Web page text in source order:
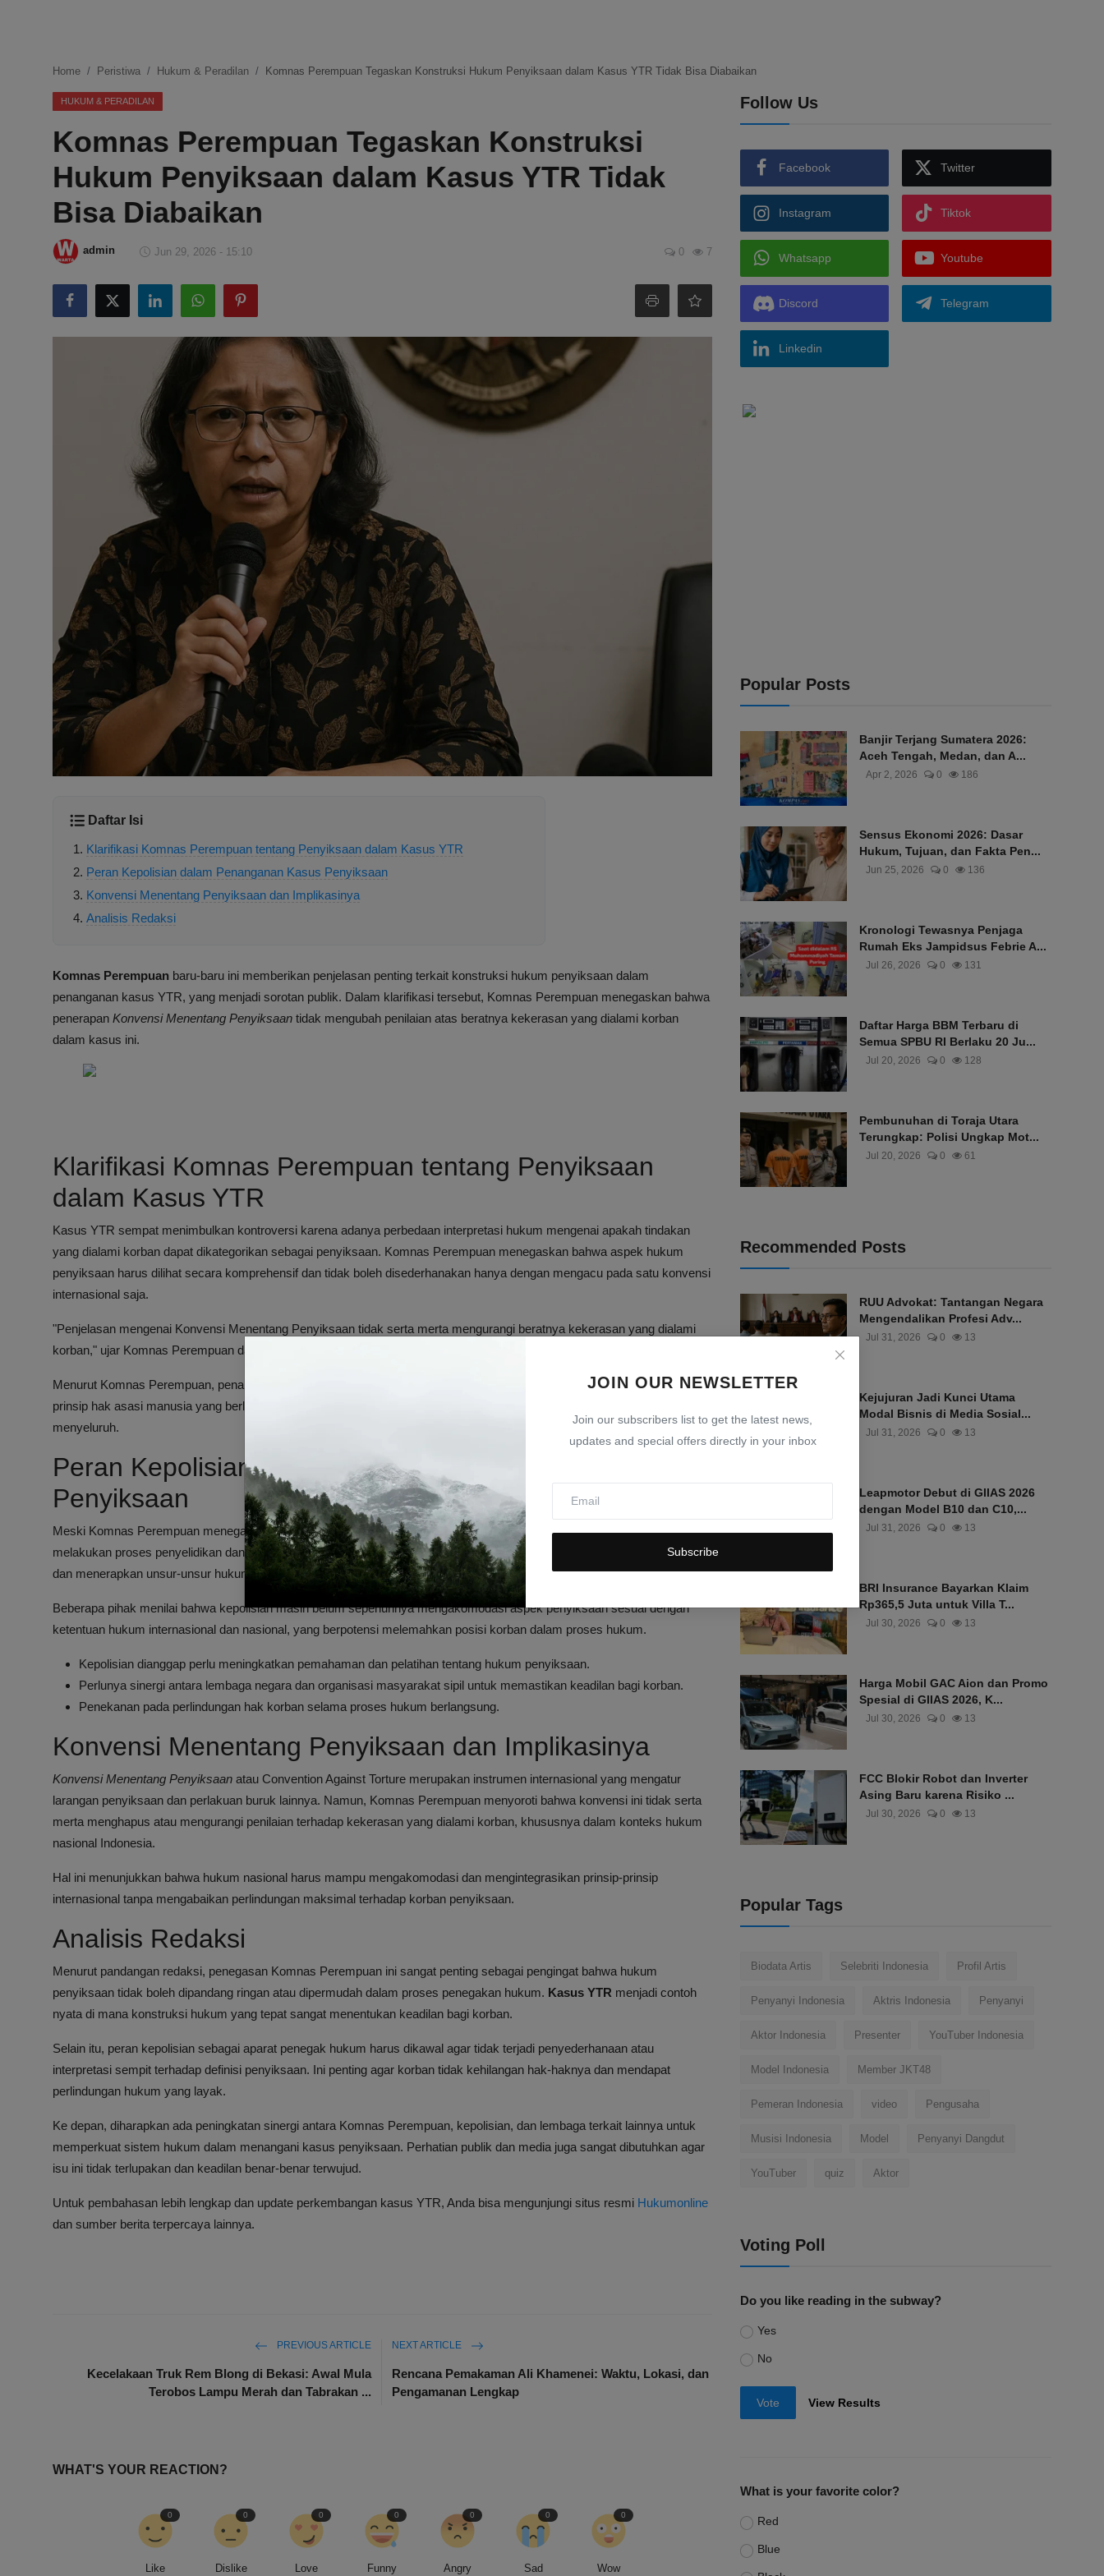
Ekonomi
Internasional
Teknologi
Hiburan
Kesehatan
JOIN OUR NEWSLETTER
Join our subscribers list to get the latest news,
updates and special offers directly in your inbox
Subscribe
Home Peristiwa Hukum & Peradilan Komnas Perempuan Tegaskan Konstruksi Hukum Penyiksaan dalam Kasus YTR Tidak Bisa Diabaikan
HUKUM & PERADILAN
Komnas Perempuan Tegaskan Konstruksi
Hukum Penyiksaan dalam Kasus YTR Tidak
Bisa Diabaikan
admin Jun 29, 2026 - 15:10 0 7
Daftar Isi
Klarifikasi Komnas Perempuan tentang Penyiksaan dalam Kasus YTR
Peran Kepolisian dalam Penanganan Kasus Penyiksaan
Konvensi Menentang Penyiksaan dan Implikasinya
Analisis Redaksi
Komnas Perempuan baru-baru ini memberikan penjelasan penting terkait konstruksi hukum penyiksaan dalam
penanganan kasus YTR, yang menjadi sorotan publik. Dalam klarifikasi tersebut, Komnas Perempuan menegaskan bahwa
penerapan Konvensi Menentang Penyiksaan tidak mengubah penilaian atas beratnya kekerasan yang dialami korban
dalam kasus ini.
Klarifikasi Komnas Perempuan tentang Penyiksaan
dalam Kasus YTR
Kasus YTR sempat menimbulkan kontroversi karena adanya perbedaan interpretasi hukum mengenai apakah tindakan
yang dialami korban dapat dikategorikan sebagai penyiksaan. Komnas Perempuan menegaskan bahwa aspek hukum
penyiksaan harus dilihat secara komprehensif dan tidak boleh disederhanakan hanya dengan mengacu pada satu konvensi
internasional saja.
"Penjelasan mengenai Konvensi Menentang Penyiksaan tidak serta merta mengurangi beratnya kekerasan yang dialami
korban," ujar Komnas Perempuan dalam pernyataannya.
Menurut Komnas Perempuan, penanganan kasus penyiksaan harus dilihat dari konteks hukum nasional dan juga prinsip-
prinsip hak asasi manusia yang berlaku. Hal ini penting agar keadilan bagi korban dapat ditegakkan secara adil dan
menyeluruh.
Peran Kepolisian dalam Penanganan Kasus
Penyiksaan
Meski Komnas Perempuan menegaskan konstruksi hukum penyiksaan, dalam penanganan kasus ini, kepolisian masih
melakukan proses penyelidikan dan pendalaman fakta. Namun, terdapat kritik terkait bagaimana kepolisian mengartikan
dan menerapkan unsur-unsur hukum penyiksaan dalam kasus YTR.
Beberapa pihak menilai bahwa kepolisian masih belum sepenuhnya mengakomodasi aspek penyiksaan sesuai dengan
ketentuan hukum internasional dan nasional, yang berpotensi melemahkan posisi korban dalam proses hukum.
Kepolisian dianggap perlu meningkatkan pemahaman dan pelatihan tentang hukum penyiksaan.
Perlunya sinergi antara lembaga negara dan organisasi masyarakat sipil untuk memastikan keadilan bagi korban.
Penekanan pada perlindungan hak korban selama proses hukum berlangsung.
Konvensi Menentang Penyiksaan dan Implikasinya
Konvensi Menentang Penyiksaan atau Convention Against Torture merupakan instrumen internasional yang mengatur
larangan penyiksaan dan perlakuan buruk lainnya. Namun, Komnas Perempuan menyoroti bahwa konvensi ini tidak serta
merta menghapus atau mengurangi penilaian terhadap kekerasan yang dialami korban, khususnya dalam konteks hukum
nasional Indonesia.
Hal ini menunjukkan bahwa hukum nasional harus mampu mengakomodasi dan mengintegrasikan prinsip-prinsip
internasional tanpa mengabaikan perlindungan maksimal terhadap korban penyiksaan.
Analisis Redaksi
Menurut pandangan redaksi, penegasan Komnas Perempuan ini sangat penting sebagai pengingat bahwa hukum
penyiksaan tidak boleh dipandang ringan atau dipermudah dalam proses penegakan hukum. Kasus YTR menjadi contoh
nyata di mana konstruksi hukum yang tepat sangat menentukan keadilan bagi korban.
Selain itu, peran kepolisian sebagai aparat penegak hukum harus dikawal agar tidak terjadi penyederhanaan atau
interpretasi sempit terhadap definisi penyiksaan. Ini penting agar korban tidak kehilangan hak-haknya dan mendapat
perlindungan hukum yang layak.
Ke depan, diharapkan ada peningkatan sinergi antara Komnas Perempuan, kepolisian, dan lembaga terkait lainnya untuk
memperkuat sistem hukum dalam menangani kasus penyiksaan. Perhatian publik dan media juga sangat dibutuhkan agar
isu ini tidak terlupakan dan keadilan benar-benar terwujud.
Untuk pembahasan lebih lengkap dan update perkembangan kasus YTR, Anda bisa mengunjungi situs resmi Hukumonline
dan sumber berita terpercaya lainnya.
PREVIOUS ARTICLE
Kecelakaan Truk Rem Blong di Bekasi: Awal Mula
Terobos Lampu Merah dan Tabrakan ...
NEXT ARTICLE
Rencana Pemakaman Ali Khamenei: Waktu, Lokasi, dan
Pengamanan Lengkap
WHAT'S YOUR REACTION?
Like
0
Dislike
0
Love
0
Funny
0
Angry
0
Sad
0
Wow
0
Follow Us
Facebook Twitter
Instagram Tiktok
Whatsapp Youtube
Discord Telegram
Linkedin
Popular Posts
Banjir Terjang Sumatera 2026:
Aceh Tengah, Medan, dan A...
Apr 2, 2026 0 186
Sensus Ekonomi 2026: Dasar
Hukum, Tujuan, dan Fakta Pen...
Jun 25, 2026 0 136
Kronologi Tewasnya Penjaga
Rumah Eks Jampidsus Febrie A...
Jul 26, 2026 0 131
Daftar Harga BBM Terbaru di
Semua SPBU RI Berlaku 20 Ju...
Jul 20, 2026 0 128
Pembunuhan di Toraja Utara
Terungkap: Polisi Ungkap Mot...
Jul 20, 2026 0 61
Recommended Posts
RUU Advokat: Tantangan Negara
Mengendalikan Profesi Adv...
Jul 31, 2026 0 13
Kejujuran Jadi Kunci Utama
Modal Bisnis di Media Sosial...
Jul 31, 2026 0 13
Leapmotor Debut di GIIAS 2026
dengan Model B10 dan C10,...
Jul 31, 2026 0 13
BRI Insurance Bayarkan Klaim
Rp365,5 Juta untuk Villa T...
Jul 30, 2026 0 13
Harga Mobil GAC Aion dan Promo
Spesial di GIIAS 2026, K...
Jul 30, 2026 0 13
FCC Blokir Robot dan Inverter
Asing Baru karena Risiko ...
Jul 30, 2026 0 13
Popular Tags
Biodata Artis Selebriti Indonesia Profil Artis
Penyanyi Indonesia Aktris Indonesia Penyanyi
Aktor Indonesia Presenter YouTuber Indonesia
Model Indonesia Member JKT48
Pemeran Indonesia video Pengusaha
Musisi Indonesia Model Penyanyi Dangdut
YouTuber quiz Aktor
Voting Poll
Do you like reading in the subway?
Yes
No
Vote View Results
What is your favorite color?
Red
Blue